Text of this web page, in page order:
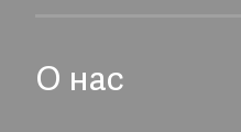
О нас